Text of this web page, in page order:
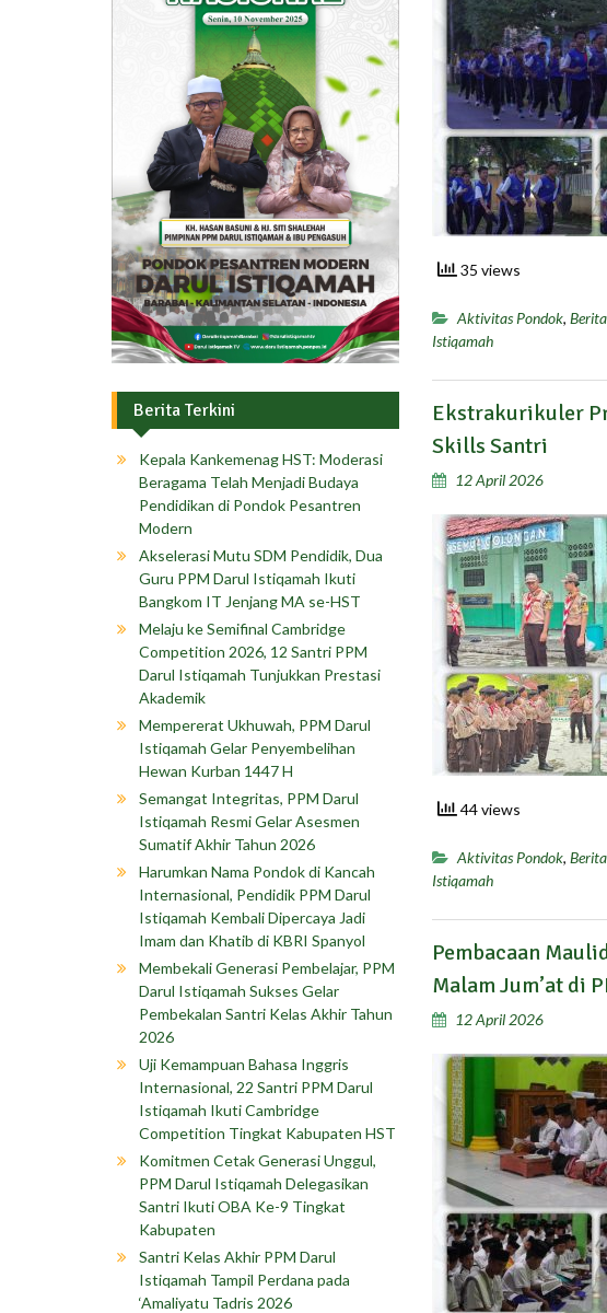
35 views
Aktivitas Pondok,
Istiqamah
Ekstrakurikuler
Skills Santri
12 April 2026
44 views
Aktivitas Pondok,
Istiqamah
Pembacaan
Malam Jum’at di
12 April 2026
Berita Terkini
Kepala Kankemenag HST: Moderasi
Beragama Telah Menjadi Budaya
Pendidikan di Pondok Pesantren
Modern
Akselerasi Mutu SDM Pendidik, Dua
Guru PPM Darul Istiqamah Ikuti
Bangkom IT Jenjang MA se-HST
Melaju ke Semifinal Cambridge
Competition 2026, 12 Santri PPM
Darul Istiqamah Tunjukkan Prestasi
Akademik
Mempererat Ukhuwah, PPM Darul
Istiqamah Gelar Penyembelihan
Hewan Kurban 1447 H
Semangat Integritas, PPM Darul
Istiqamah Resmi Gelar Asesmen
Sumatif Akhir Tahun 2026
Harumkan Nama Pondok di Kancah
Internasional, Pendidik PPM Darul
Istiqamah Kembali Dipercaya Jadi
Imam dan Khatib di KBRI Spanyol
Membekali Generasi Pembelajar, PPM
Darul Istiqamah Sukses Gelar
Pembekalan Santri Kelas Akhir Tahun
2026
Uji Kemampuan Bahasa Inggris
Internasional, 22 Santri PPM Darul
Istiqamah Ikuti Cambridge
Competition Tingkat Kabupaten HST
Komitmen Cetak Generasi Unggul,
PPM Darul Istiqamah Delegasikan
Santri Ikuti OBA Ke-9 Tingkat
Kabupaten
Santri Kelas Akhir PPM Darul
Istiqamah Tampil Perdana pada
‘Amaliyatu Tadris 2026